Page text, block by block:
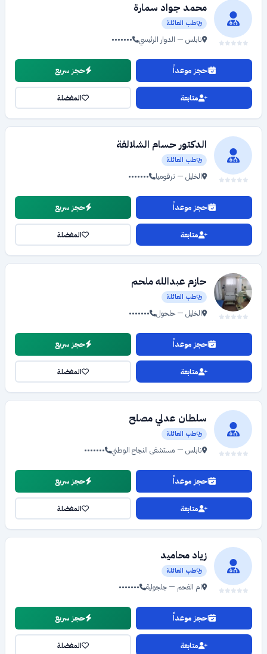
محمد جواد سمارة
طب العائلة
نابلس — الدوار الرئيسي •••••••
احجز موعداً حجز سريع
متابعة المفضلة
الدكتور حسام الشلالفة
طب العائلة
الخليل — ترقوميا •••••••
احجز موعداً حجز سريع
متابعة المفضلة
حازم عبدالله ملحم
طب العائلة
الخليل — حلحول •••••••
احجز موعداً حجز سريع
متابعة المفضلة
سلطان عدلي مصلح
طب العائلة
نابلس — مستشفى النجاح الوطني •••••••
احجز موعداً حجز سريع
متابعة المفضلة
زياد محاميد
طب العائلة
ام الفحم — جلجولية •••••••
احجز موعداً حجز سريع
متابعة المفضلة